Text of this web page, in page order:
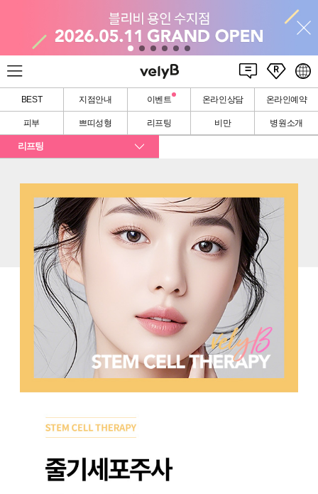
BEST 지점안내 이벤트 온라인상담 온라인예약
피부 쁘띠성형 리프팅 비만 병원소개
리프팅